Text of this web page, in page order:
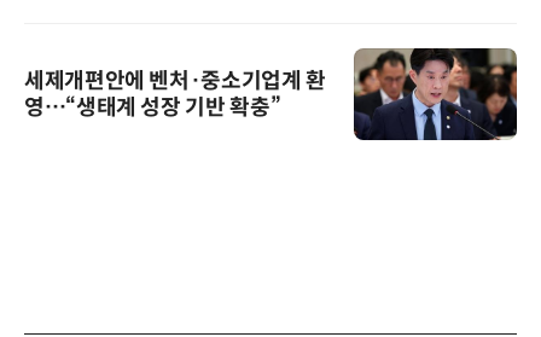
세제개편안에 벤처·중소기업계 환
영…“생태계 성장 기반 확충”